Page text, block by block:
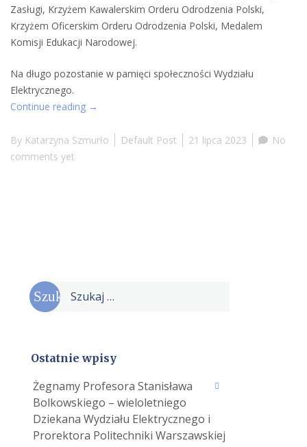
Zasługi, Krzyżem Kawalerskim Orderu Odrodzenia Polski,
Krzyżem Oficerskim Orderu Odrodzenia Polski, Medalem
Komisji Edukacji Narodowej.
Na długo pozostanie w pamięci społeczności Wydziału
Elektrycznego.
Continue reading “Żegnamy
Stanisława
Warszawskiej”
→
By Katarzyna Szmurło Default Post 21 lipca 2023
No
comments yet
Szukaj:
Ostatnie wpisy
Żegnamy Profesora Stanisława
Bolkowskiego – wieloletniego
Dziekana Wydziału Elektrycznego i
Prorektora Politechniki Warszawskiej